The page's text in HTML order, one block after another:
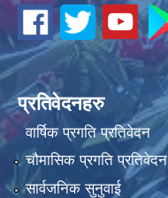
प्रतिवेदनहरु
वार्षिक प्रगति प्रतिवेदन
चौमासिक प्रगति प्रतिवेदन
सार्वजनिक सुनुवाई